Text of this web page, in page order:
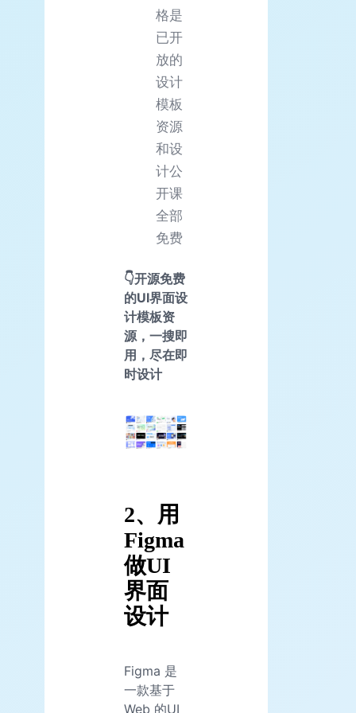
格是
已开
放的
设计
模板
资源
和设
计公
开课
全部
免费
👇开源免费
的UI界面设
计模板资
源 ，一搜即
用，尽在即
时设计
2、用
Figma
做UI
界面
设计
Figma 是
一款基于
Web 的UI